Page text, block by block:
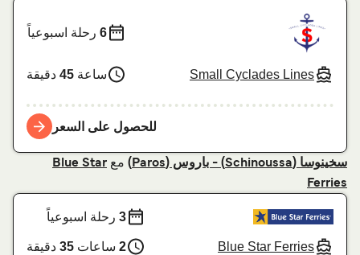
Small Cyclades Lines
6رحلة اسبوعياً
ساعة45دقيقة
للحصول على السعر
سخينوسا (Schinoussa) - باروس (Paros) معBlue Star
Ferries
Blue Star Ferries
3رحلة اسبوعياً
2 ساعات35دقيقة